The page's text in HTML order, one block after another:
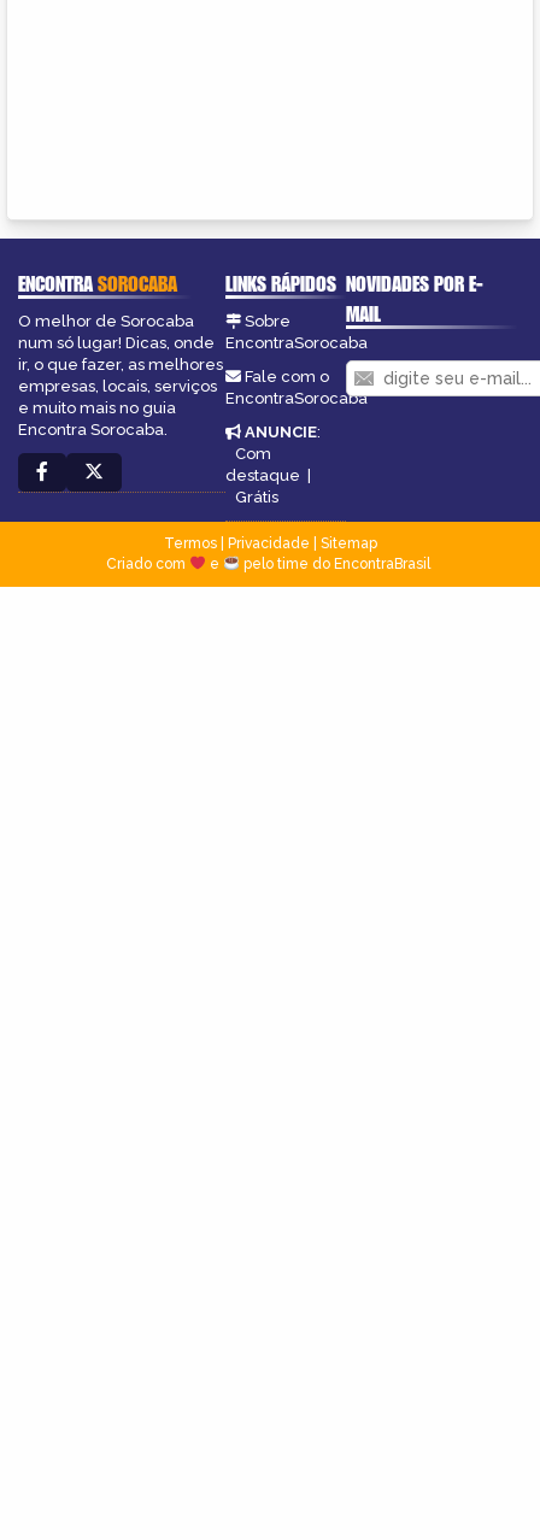
ENCONTRASOROCABA
O melhor de Sorocaba
num só lugar! Dicas, onde
ir, o que fazer, as melhores
empresas, locais, serviços
e muito mais no guia
Encontra Sorocaba.
LINKS RÁPIDOS
Sobre
EncontraSorocaba
Fale com o
EncontraSorocaba
ANUNCIE:
Com
destaque |
Grátis
NOVIDADES POR E-
MAIL
Termos| Privacidade
Sitemap
Criado com
e pelo time do EncontraBrasil